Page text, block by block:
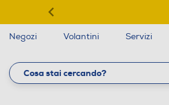
Negozi Volantini Servizi